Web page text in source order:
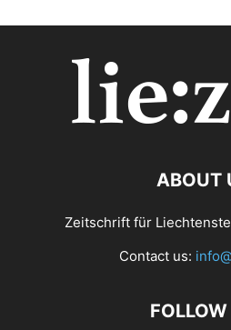
ABOUT
Zeitschrift für
Contact us: